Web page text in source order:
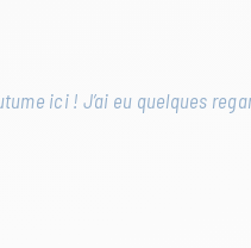
ici ! J’ai eu quelques